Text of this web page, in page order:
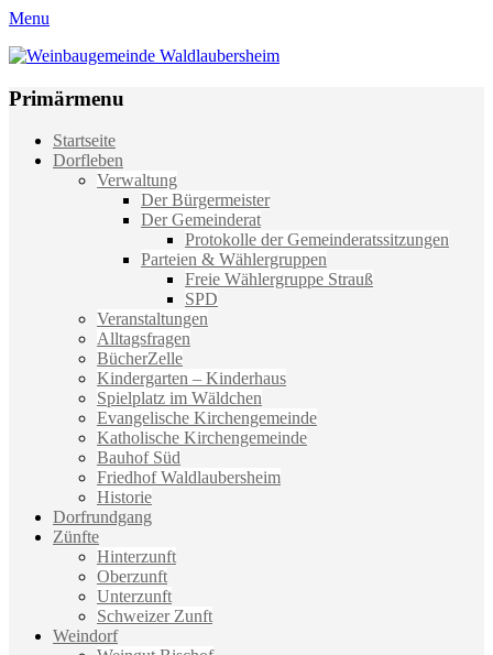
Menu
Weinbaugemeinde Waldlaubersheim
Primärmenu
Weiter
zum
Startseite
Dorfleben
Verwaltung
Der Bürgermeister
Der Gemeinderat
Protokolle der Gemeinderatssitzungen
Parteien & Wählergruppen
Freie Wählergruppe Strauß
SPD
Veranstaltungen
Alltagsfragen
BücherZelle
Kindergarten – Kinderhaus
Spielplatz im Wäldchen
Evangelische Kirchengemeinde
Katholische Kirchengemeinde
Bauhof Süd
Friedhof Waldlaubersheim
Historie
Dorfrundgang
Zünfte
Hinterzunft
Oberzunft
Unterzunft
Schweizer Zunft
Weindorf